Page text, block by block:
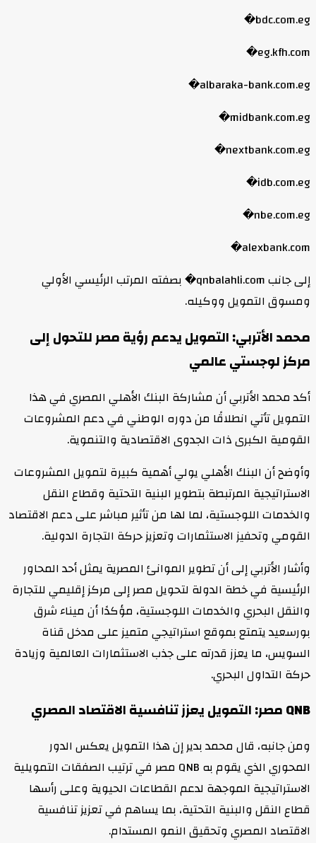
bdc.com.eg⁠�
eg.kfh.com⁠�
albaraka-bank.com.eg⁠�
midbank.com.eg⁠�
nextbank.com.eg⁠�
idb.com.eg⁠�
nbe.com.eg⁠�
alexbank.com⁠�
إلى جانب qnbalahli.com⁠� بصفته المرتب الرئيسي الأولي
ومسوق التمويل ووكيله.
محمد الأتربي: التمويل يدعم رؤية مصر للتحول إلى
مركز لوجستي عالمي
أكد محمد الأتربي أن مشاركة البنك الأهلي المصري في هذا
التمويل تأتي انطلاقًا من دوره الوطني في دعم المشروعات
القومية الكبرى ذات الجدوى الاقتصادية والتنموية.
وأوضح أن البنك الأهلي يولي أهمية كبيرة لتمويل المشروعات
الاستراتيجية المرتبطة بتطوير البنية التحتية وقطاع النقل
والخدمات اللوجستية، لما لها من تأثير مباشر على دعم الاقتصاد
القومي وتحفيز الاستثمارات وتعزيز حركة التجارة الدولية.
وأشار الأتربي إلى أن تطوير الموانئ المصرية يمثل أحد المحاور
الرئيسية في خطة الدولة لتحويل مصر إلى مركز إقليمي للتجارة
والنقل البحري والخدمات اللوجستية، مؤكدًا أن ميناء شرق
بورسعيد يتمتع بموقع استراتيجي متميز على مدخل قناة
السويس، ما يعزز قدرته على جذب الاستثمارات العالمية وزيادة
حركة التداول البحري.
QNB مصر: التمويل يعزز تنافسية الاقتصاد المصري
ومن جانبه، قال محمد بدير إن هذا التمويل يعكس الدور
المحوري الذي يقوم به QNB مصر في ترتيب الصفقات التمويلية
الاستراتيجية الموجهة لدعم القطاعات الحيوية وعلى رأسها
قطاع النقل والبنية التحتية، بما يساهم في تعزيز تنافسية
الاقتصاد المصري وتحقيق النمو المستدام.